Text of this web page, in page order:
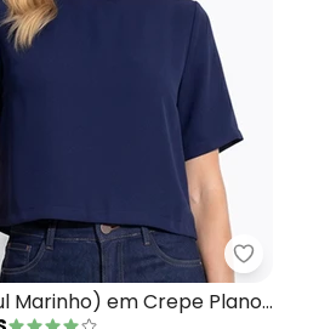
Manga Curta (Preta)
Quintess
Marinho) em Crepe Plano